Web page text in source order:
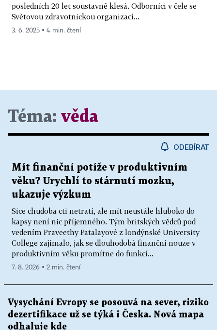
posledních 20 let soustavně klesá. Odborníci v čele se
Světovou zdravotnickou organizací...
3. 6. 2025 ▪ 4 min. čtení
Téma: věda
ODEBÍRAT
Mít finanční potíže v produktivním
věku? Urychlí to stárnutí mozku,
ukazuje výzkum
Sice chudoba cti netratí, ale mít neustále hluboko do
kapsy není nic příjemného. Tým britských vědců pod
vedením Praveethy Patalayové z londýnské University
College zajímalo, jak se dlouhodobá finanční nouze v
produktivním věku promítne do funkcí...
7. 8. 2026 ▪ 2 min. čtení
Vysychání Evropy se posouvá na sever, riziko
dezertifikace už se týká i Česka. Nová mapa
odhaluje kde